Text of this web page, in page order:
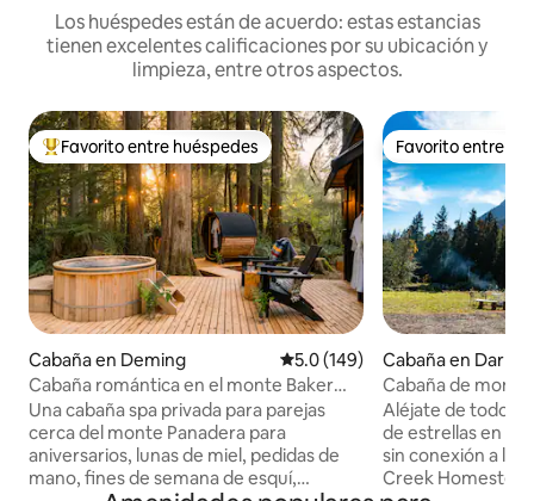
Los huéspedes están de acuerdo: estas estancias
tienen excelentes calificaciones por su ubicación y
limpieza, entre otros aspectos.
De los mejores en Favorito entre huéspedes
Favorito entre huéspedes
Cabaña en Deming Calificación promedio: 5.0 de
5.0 (149)
Cabaña romántica en el monte Baker
para 2 | Jacuzzi + sauna
Una cabaña spa privada para parejas
cerca del monte Panadera para
aniversarios, lunas de miel, pedidas de
mano, fines de semana de esquí,
Favorito entre
Favorito entre
Cabaña en
Cabaña de
16 hectáreas en
Parque Nacional
Aléjate de todo y
de estrellas en
sin conexión a la
Creek